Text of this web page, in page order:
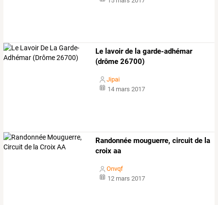
Le lavoir de la garde-adhémar
(drôme 26700)
Jipai
14 mars 2017
Randonnée mouguerre, circuit de la
croix aa
Onvqf
12 mars 2017